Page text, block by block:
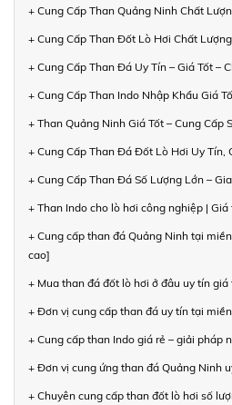
+ Cung Cấp Than Quảng Ninh Chất
+ Cung Cấp Than Đốt Lò Hơi Chất
+ Cung Cấp Than Đá Uy Tín – Giá Tốt –
+ Cung Cấp Than Indo Nhập Khẩu Giá
+ Than Quảng Ninh Giá Tốt – Cung Cấp
+ Cung Cấp Than Đá Đốt Lò Hơi Uy Tín,
+ Cung Cấp Than Đá Số Lượng Lớn –
+ Than Indo cho lò hơi công nghiệp |
+ Cung cấp than đá Quảng Ninh tại
cao]
+ Mua than đá đốt lò hơi ở đâu uy tín giá
+ Đơn vị cung cấp than đá uy tín tại
+ Cung cấp than Indo giá rẻ – giải pháp
+ Đơn vị cung ứng than đá Quảng Ninh
+ Chuyên cung cấp than đốt lò hơi số